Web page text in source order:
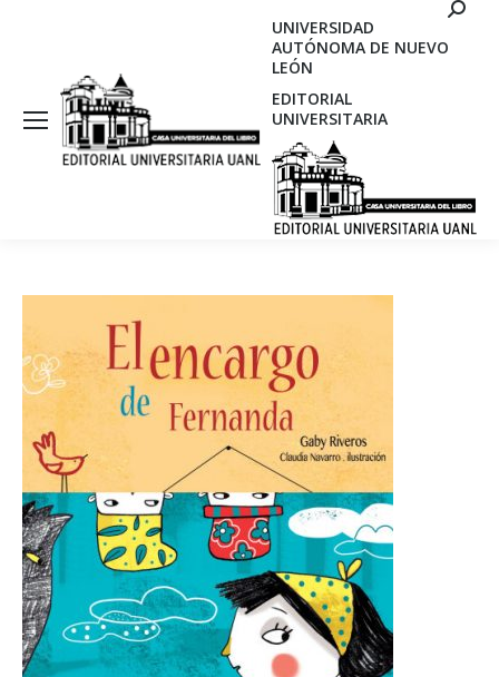
UNIVERSIDAD
AUTÓNOMA DE NUEVO
LEÓN
EDITORIAL
UNIVERSITARIA